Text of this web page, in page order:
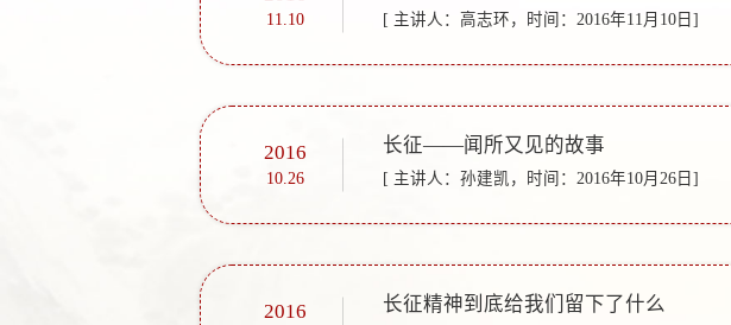
11.10 [ 主讲人：高志环，时间：2016年11月10日]
2016
10.26
长征——闻所又见的故事
[ 主讲人：孙建凯，时间：2016年10月26日]
2016 长征精神到底给我们留下了什么